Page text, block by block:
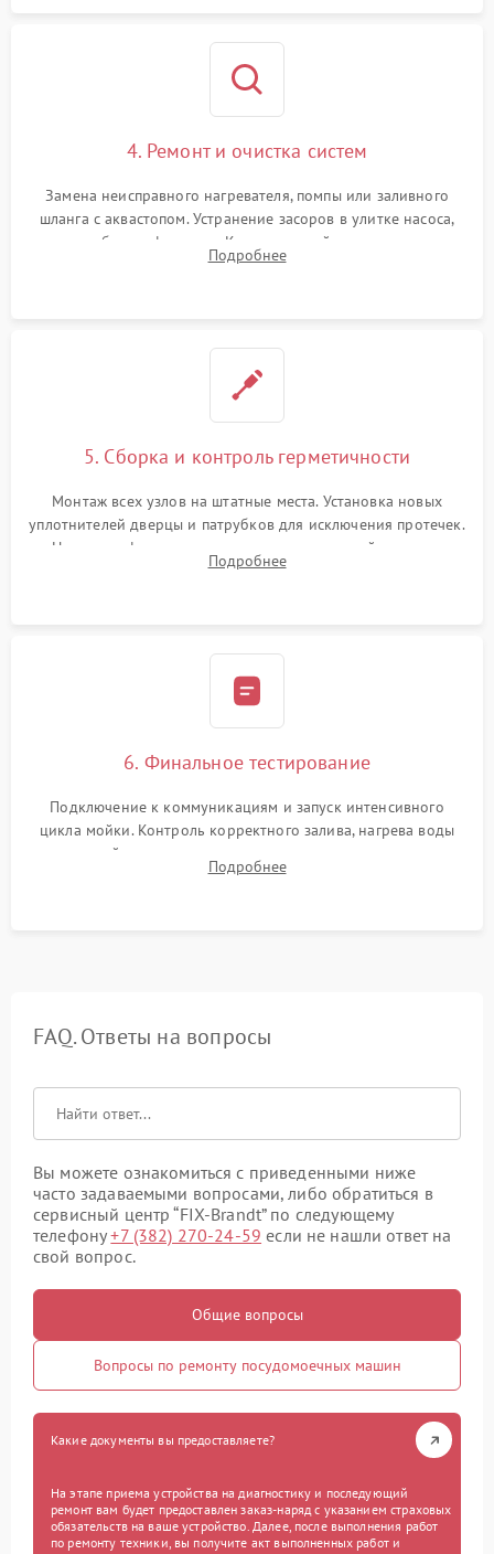
4. Ремонт и очистка систем
Замена неисправного нагревателя, помпы или заливного
шланга с аквастопом. Устранение засоров в улитке насоса,
патрубках и фильтрах. Компонентный ремонт платы
управления, восстановление поврежденной проводки.
Подробнее
5. Сборка и контроль герметичности
Монтаж всех узлов на штатные места. Установка новых
уплотнителей дверцы и патрубков для исключения протечек.
Надежная фиксация хомутов гидравлической системы,
сборка корпуса и установка датчика поплавка.
Подробнее
6. Финальное тестирование
Подключение к коммуникациям и запуск интенсивного
цикла мойки. Контроль корректного залива, нагрева воды
до нужной температуры, отсутствия посторонних шумов,
штатного слива и абсолютной сухости в поддоне.
Подробнее
FAQ. Ответы на вопросы
Вы можете ознакомиться с приведенными ниже
часто задаваемыми вопросами, либо обратиться в
сервисный центр “FIX-Brandt” по следующему
телефону+7 (382) 270-24-59 если не нашли ответ на
свой вопрос.
Общие вопросы
Вопросы по ремонту посудомоечных машин
Какие документы вы предоставляете?
На этапе приема устройства на диагностику и последующий
ремонт вам будет предоставлен заказ-наряд с указанием страховых
обязательств на ваше устройство. Далее, после выполнения работ
по ремонту техники, вы получите акт выполненных работ и